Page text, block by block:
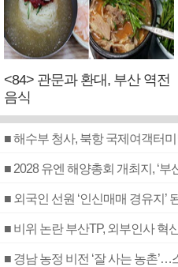
<84> 관문과 환대, 부산 역전
음식
■ 해수부 청사, 북항 국제여객터
■ 2028 유엔 해양총회 개최지, ‘부
■ 외국인 선원 ‘인신매매 경유지’
■ 비위 논란 부산TP, 외부인사 혁
■ 경남 농정 비전 ‘잘 사는 농촌